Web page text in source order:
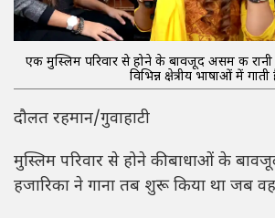
एक मुस्लिम परिवार से होने के बावजूद असम की
विभिन्न क्षेत्रीय भाषाओं में गाती
दौलत रहमान/गुवाहाटी
मुस्लिम परिवार से होने की बाधाओं के
हजारिका ने गाना तब शुरू किया था जब वह